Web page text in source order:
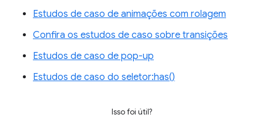
Estudos de caso de animações com rolagem
Confira os estudos de caso sobre transições
Estudos de caso de pop-up
Estudos de caso do seletor:has()
Isso foi útil?